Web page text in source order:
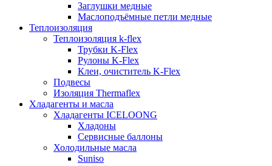
Заглушки медные
Маслоподъёмные петли медные
Теплоизоляция
Теплоизоляция k-flex
Трубки K-Flex
Рулоны K-Flex
Клеи, очиститель K-Flex
Подвесы
Изоляция Thermaflex
Хладагенты и масла
Хладагенты ICELOONG
Хладоны
Сервисные баллоны
Холодильные масла
Suniso